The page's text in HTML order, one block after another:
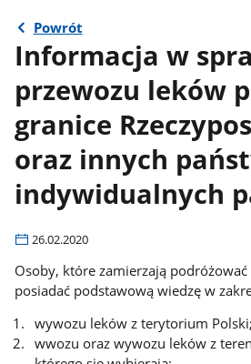
Powrót
Informacja w
przewozu leków
granice
oraz innych
indywidualnych
26.02.2020
Osoby, które zamierzają
posiadać podstawową wiedzę w
wywozu leków z terytorium Polski;
wwozu oraz wywozu leków z